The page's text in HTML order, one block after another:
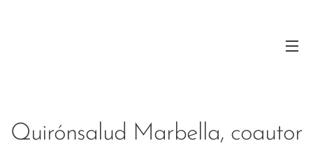
Quirónsalud Marbella, coautor